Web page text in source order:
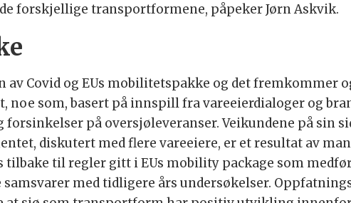
forskjellige transportformene, påpeker Jørn Askvik.
Covid og EUs mobilitetspakke og det fremkommer
som, basert på innspill fra vareeierdialoger og
på oversjøleveranser. Veikundene på sin
diskutert med flere vareeiere, er et resultat av
tilbake til regler gitt i EUs mobility package som
med tidligere års undersøkelser.